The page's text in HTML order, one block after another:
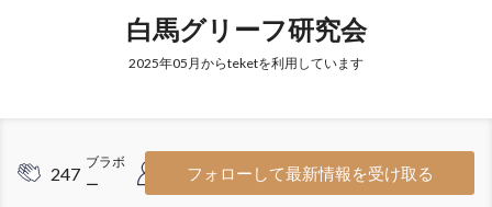
白馬グリーフ研究会
2025年05月からteketを利用しています
247
ブラボ
ー
ー
フォローして最新情報を受け取る